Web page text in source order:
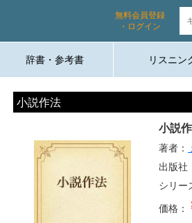
無料会員登録
・ログイン
辞書・参考書 リスニン
小説作法
小説
著者：
出版社
シリー
価格：